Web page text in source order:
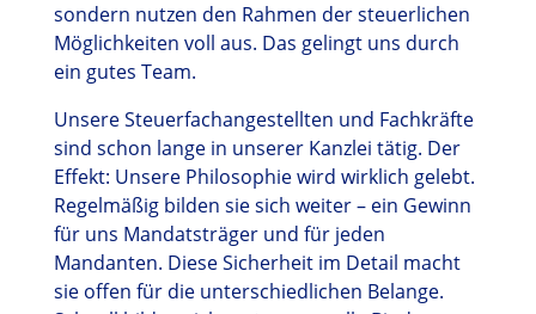
sondern nutzen den Rahmen der steuerlichen
Möglichkeiten voll aus. Das gelingt uns durch
ein gutes Team.
Unsere Steuerfachangestellten und Fachkräfte
sind schon lange in unserer Kanzlei tätig. Der
Effekt: Unsere Philosophiewird wirklich gelebt.
Regelmäßig bilden sie sich weiter – ein Gewinn
für uns Mandatsträger und für jeden
Mandanten. Diese Sicherheit im Detail macht
sie offen für die unterschiedlichen Belange.